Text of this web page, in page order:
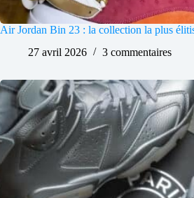
Air Jordan Bin 23 : la collection la plus
27 avril 2026
3 commentaires